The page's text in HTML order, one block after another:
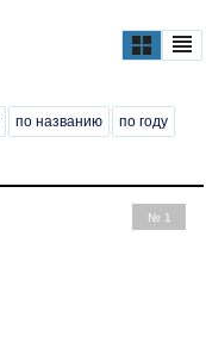
по названию по году
№ 1